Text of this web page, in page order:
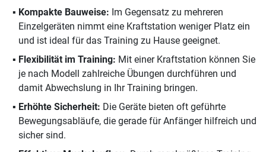
Kompakte Bauweise: Im Gegensatz zu mehreren
Einzelgeräten nimmt eine Kraftstation weniger Platz ein
und ist ideal für das Training zu Hause geeignet.
Flexibilität im Training: Mit einer Kraftstation können Sie
je nach Modell zahlreiche Übungen durchführen und
damit Abwechslung in Ihr Training bringen.
Erhöhte Sicherheit: Die Geräte bieten oft geführte
Bewegungsabläufe, die gerade für Anfänger hilfreich und
sicher sind.